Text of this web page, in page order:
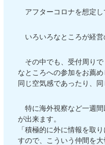
アフターコロナを想定し
いろいろなところが経営
その中でも、受付周り
なところへの参加をお薦め
同じ空気感であったり、同
特に海外視察など一週
が出来ます。
「積極的に外に情報を取
すので、こういう仲間を大